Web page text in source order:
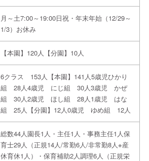
月～土7:00～19:00日祝・年末年始（12/29～
1/3）お休み
【本園】120人【分園】10人
6クラス 153人【本園】141人5歳児ひかり
組 28人4歳児 にじ組 30人3歳児 かぜ
組 30人2歳児 ほし組 28人1歳児 はな
組 25人【分園】12人0歳児 ゆめ組 12人
総数44人園長1人・主任1人・事務主任1人保
育士29人（正規14人/常勤6人/非常勤8人※産
休育休1人）・保育補助2人調理6人（正規栄